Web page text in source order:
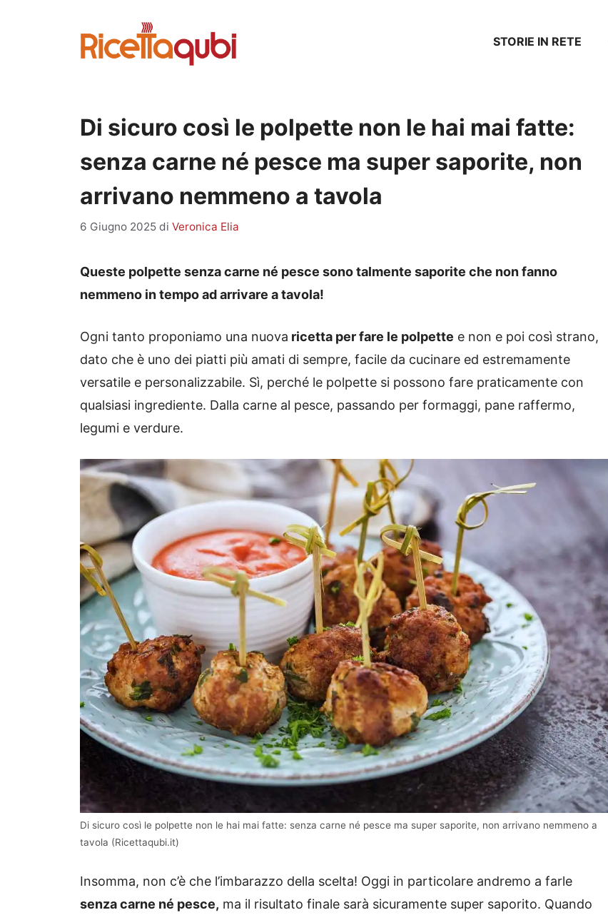
STORIE IN RETE
Di sicuro così le polpette non le hai mai fatte:
senza carne né pesce ma super saporite, non
arrivano nemmeno a tavola
6 Giugno 2025 di Veronica Elia
Queste polpette senza carne né pesce sono talmente saporite che non fanno
nemmeno in tempo ad arrivare a tavola!
Ogni tanto proponiamo una nuova ricetta per fare le polpette e non e poi così strano,
dato che è uno dei piatti più amati di sempre, facile da cucinare ed estremamente
versatile e personalizzabile. Sì, perché le polpette si possono fare praticamente con
qualsiasi ingrediente. Dalla carne al pesce, passando per formaggi, pane raffermo,
legumi e verdure.
Di sicuro così le polpette non le hai mai fatte: senza carne né pesce ma super saporite, non arrivano nemmeno a
tavola (Ricettaqubi.it)
Insomma, non c’è che l’imbarazzo della scelta! Oggi in particolare andremo a farle
senza carne né pesce, ma il risultato finale sarà sicuramente super saporito. Quando